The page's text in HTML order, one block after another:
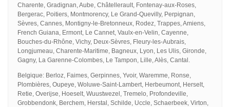
Charente, Gradignan, Aube, Châtellerault, Fontenay-aux-Roses,
Bergerac, Poitiers, Montmorency, Le Grand-Quevilly, Perpignan,
Sèvres, Cannes, Montigny-le-Bretonneux, Rodez, Trappes, Amiens,
French Guiana, Ermont, Le Cannet, Vaulx-en-Velin, Cayenne,
Bouches-du-Rhône, Vichy, Deux-Sèvres, Fleury-les-Aubrais,
Longjumeau, Charente-Maritime, Bagneux, Lyon, Les Ulis, Gironde,
Gagny, La Garenne-Colombes, Le Tampon, Lille, Alès, Cantal.
Belgique: Berloz, Faimes, Gerpinnes, Yvoir, Waremme, Ronse,
Plombières, Oupeye, Woluwe-Saint-Lambert, Herbeumont, Herselt,
Retie, Overijse, Hoeselt, Wuustwezel, Tremelo, Profondeville,
Grobbendonk, Berchem, Herstal, Schilde, Uccle, Schaerbeek, Virton,